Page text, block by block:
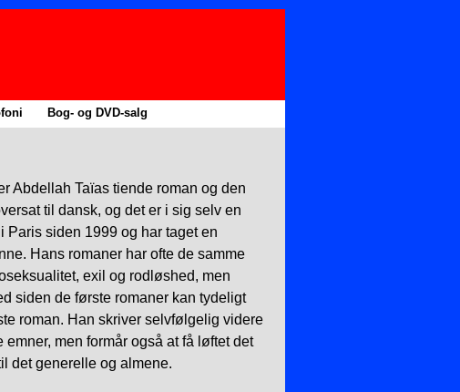
▼
Bog- og DVD-salg
Abdellah Taïas tiende roman og den
til dansk, og det er i sig selv en
Paris siden 1999 og har taget en
Hans romaner har ofte de samme
exil og rodløshed, men
siden de første romaner kan tydeligt
roman. Han skriver selvfølgelig videre
men formår også at få løftet det
det generelle og almene.